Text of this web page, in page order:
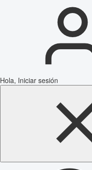
Hola, Iniciar sesión